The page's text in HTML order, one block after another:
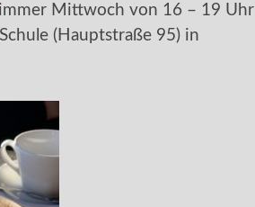
immer Mittwoch von 16 – 19 Uhr
(Hauptstraße 95) in